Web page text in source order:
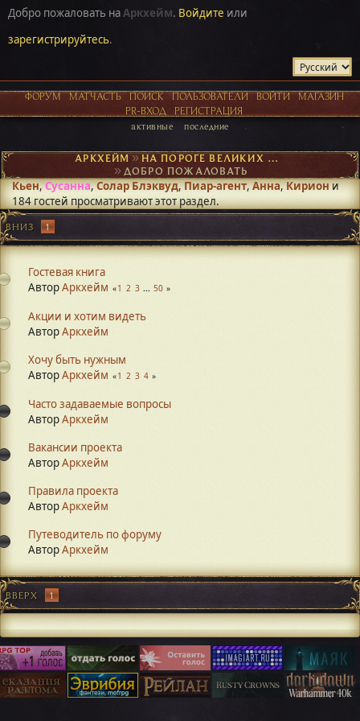
Добро пожаловать наАркхейм. Войдите или
зарегистрируйтесь.
ФОРУМ МАТЧАСТЬ ПОИСК ПОЛЬЗОВАТЕЛИ ВОЙТИ
МАГАЗИН
PR-ВХОД
РЕГИСТРАЦИЯ
активные последние
АРКХЕЙМ► НА ПОРОГЕ ВЕЛИКИХ ОТКРЫТИЙ
►ДОБРО ПОЖАЛОВАТЬ
Кьен,Сусанна,Солар Блэквуд,Пиар-агент,Анна,Кириони
184 гостей просматривают этот раздел.
ВНИЗ 1
Гостевая книга
АвторАркхейм 1 2 3 ... 50
Акции и хотим видеть
АвторАркхейм
Хочу быть нужным
АвторАркхейм 1 2 3 4
Часто задаваемые вопросы
АвторАркхейм
Вакансии проекта
АвторАркхейм
Правила проекта
АвторАркхейм
Путеводитель по форуму
АвторАркхейм
ВВЕРХ 1